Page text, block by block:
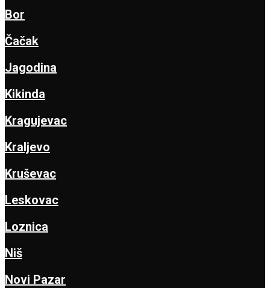
Bor
Čačak
Jagodina
Kikinda
Kragujevac
Kraljevo
Kruševac
Leskovac
Loznica
Niš
Novi Pazar